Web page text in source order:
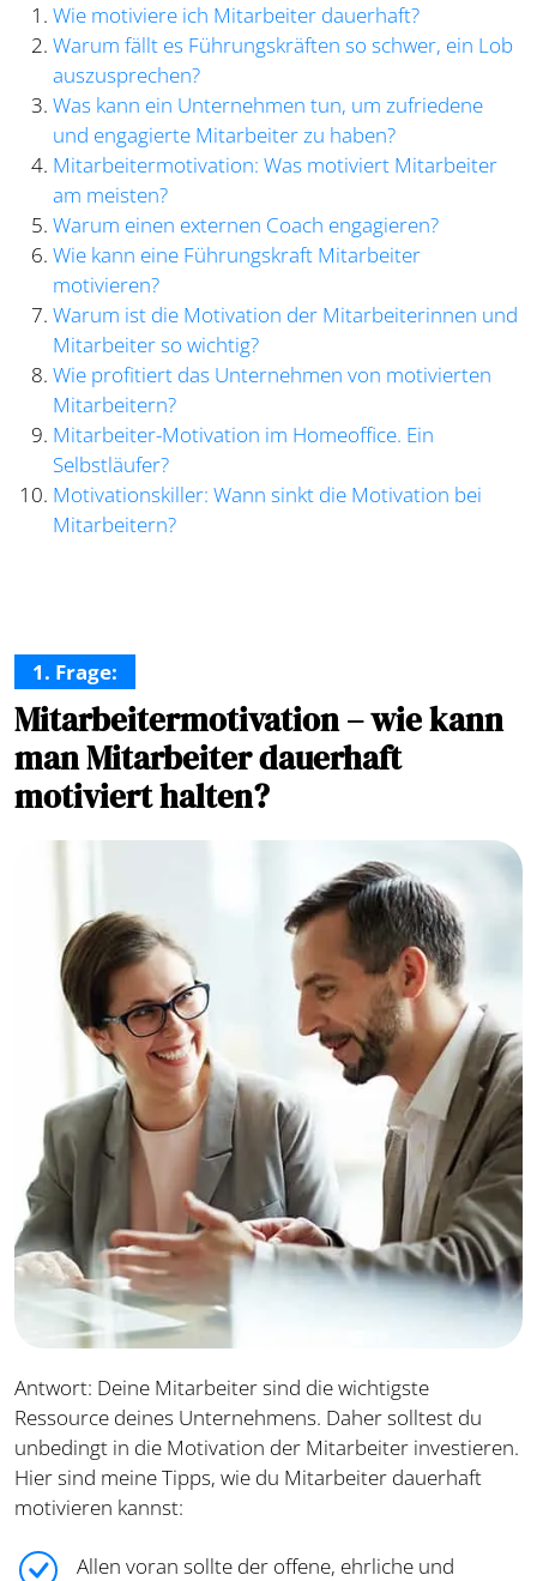
Wie motiviere ich Mitarbeiter dauerhaft?
Warum fällt es Führungskräften so schwer, ein Lob
auszusprechen?
Was kann ein Unternehmen tun, um zufriedene
und engagierte Mitarbeiter zu haben?
Mitarbeitermotivation: Was motiviert Mitarbeiter
am meisten?
Warum einen externen Coach engagieren?
Wie kann eine Führungskraft Mitarbeiter
motivieren?
Warum ist die Motivation der Mitarbeiterinnen und
Mitarbeiter so wichtig?
Wie profitiert das Unternehmen von motivierten
Mitarbeitern?
Mitarbeiter-Motivation im Homeoffice. Ein
Selbstläufer?
Motivationskiller: Wann sinkt die Motivation bei
Mitarbeitern?
1. Frage:
Mitarbeitermotivation – wie kann
man Mitarbeiter dauerhaft
motiviert halten?
Antwort: Deine Mitarbeiter sind die wichtigste
Ressource deines Unternehmens. Daher solltest du
unbedingt in die Motivation der Mitarbeiter investieren.
Hier sind meine Tipps, wie du Mitarbeiter dauerhaft
motivieren kannst:
Allen voran sollte der offene, ehrliche und